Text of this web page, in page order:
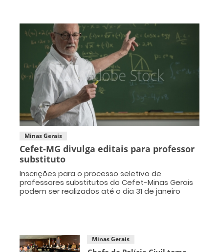
Minas Gerais
Cefet-MG divulga editais para professor
substituto
Inscrições para o processo seletivo de
professores substitutos do Cefet-Minas Gerais
podem ser realizados até o dia 31 de janeiro
Minas Gerais